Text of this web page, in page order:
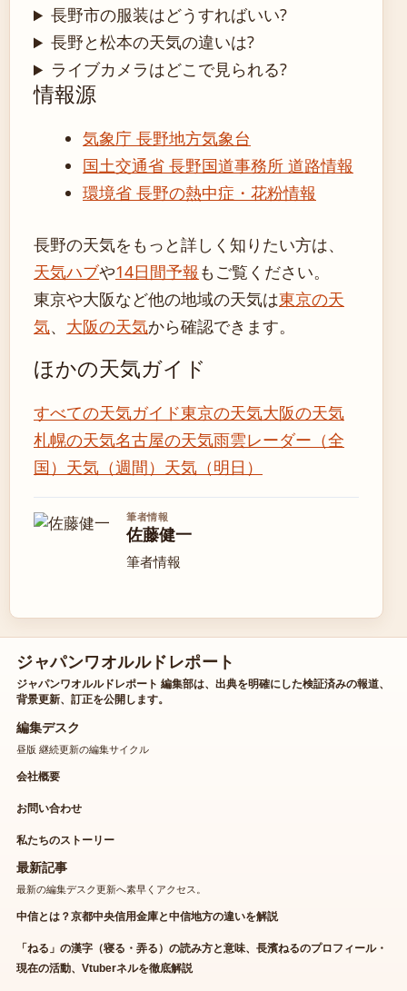
長野市の服装はどうすればいい?
長野と松本の天気の違いは?
ライブカメラはどこで見られる?
情報源
気象庁 長野地方気象台
国土交通省 長野国道事務所 道路情報
環境省 長野の熱中症・花粉情報
長野の天気をもっと詳しく知りたい方は、
天気ハブや14日間予報 もご覧ください。
東京や大阪など他の地域の天気は東京の天
気、 大阪の天気から確認できます。
ほかの天気ガイド
すべての天気ガイド東京の天気大阪の天気
札幌の天気名古屋の天気雨雲レーダー（全
国） 天気（週間） 天気（明日）
筆者情報
佐藤健一
筆者情報
ジャパンワオルルドレポート
ジャパンワオルルドレポート 編集部は、出典を明確にした検証済みの報道、
背景更新、訂正を公開します。
編集デスク
昼版 継続更新の編集サイクル
会社概要
お問い合わせ
私たちのストーリー
最新記事
最新の編集デスク更新へ素早くアクセス。
中信とは？京都中央信用金庫と中信地方の違いを解説
「ねる」の漢字（寝る・弄る）の読み方と意味、長濱ねるのプロフィール・
現在の活動、Vtuberネルを徹底解説